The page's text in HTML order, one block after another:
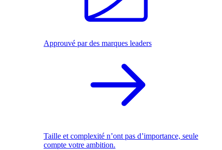
Approuvé par des marques leaders
Taille et complexité n’ont pas d’importance, seule
compte votre ambition.